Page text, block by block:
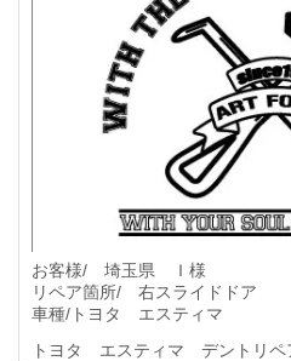
お客様/ 埼玉県 Ｉ様
リペア箇所/ 右スライドドア
車種/トヨタ エスティマ
トヨタ エスティマ デントリペ